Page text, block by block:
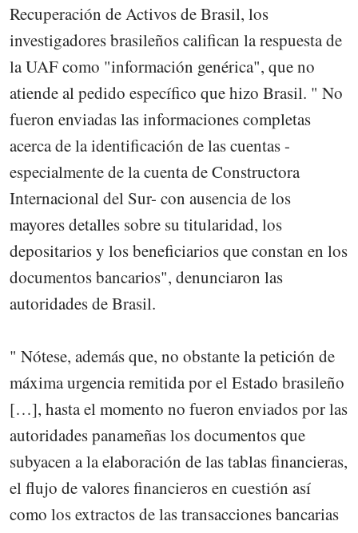
Recuperación de Activos de Brasil, los
investigadores brasileños califican la respuesta de
la UAF como "información genérica", que no
atiende al pedido específico que hizo Brasil. " No
fueron enviadas las informaciones completas
acerca de la identificación de las cuentas -
especialmente de la cuenta de Constructora
Internacional del Sur- con ausencia de los
mayores detalles sobre su titularidad, los
depositarios y los beneficiarios que constan en los
documentos bancarios", denunciaron las
autoridades de Brasil.
" Nótese, además que, no obstante la petición de
máxima urgencia remitida por el Estado brasileño
[…], hasta el momento no fueron enviados por las
autoridades panameñas los documentos que
subyacen a la elaboración de las tablas financieras,
el flujo de valores financieros en cuestión así
como los extractos de las transacciones bancarias